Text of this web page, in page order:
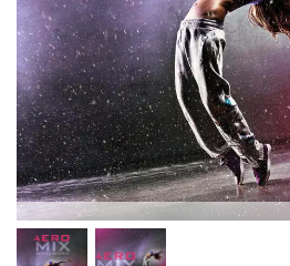
Straipsniai
Sėkmės istorijos
Atsiliepimai
Kontaktai